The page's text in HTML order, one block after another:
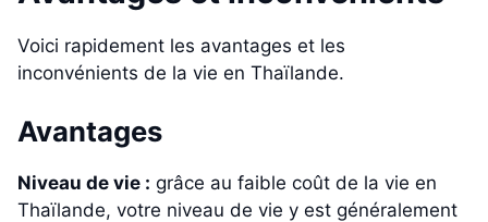
Voici rapidement les avantages et les
inconvénients de la vie en Thaïlande.
Avantages
Niveau de vie : grâce au faible coût de la vie en
Thaïlande, votre niveau de vie y est généralement